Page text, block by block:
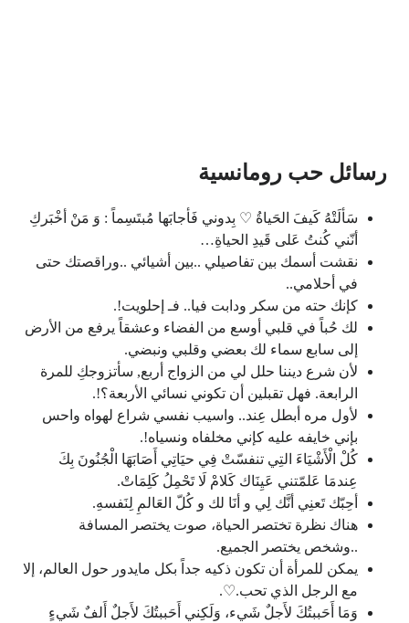
رسائل حب رومانسية
سَألَتْهُ كَيفَ الحَياةُ ♡ بِدوني فَأجابَها مُبتَسِماً : وَ مَنْ أخْبَركِ
أنّني كُنتُ عَلى قَيدِ الحياةِ…
نقشت أسمك بين تفاصيلي ..بين أشيائي ..وراقصتك حتى
في أحلامي..
كإنك حته من سكر ودابت فيا.. فـ إحلويت!.
لك حُباً في قلبي أوسع من الفضاء وعشقاً يرفع من الأرض
إلى سابع سماء لك بعضي وقلبي ونبضي.
لأن شرع ديننا حلل لي من الزواج أربع, سأتزوجكِ للمرة
الرابعة. فهل تقبلين أن تكوني نسائي الأربعة؟!.
لأول مره أبطل عِند.. واسيب نفسي شراع لهواه واحس
بإني خايفه عليه كإني مخلفاه ونسياه!.
كُلْ الْأَشْيَاءَ التِي تنفسّتْ فِي حيَاتِي أَصَابَهَا الْجُنُونَ بِكَ
عِندمَا عَلمّتني عَيِنَاك كَلامْ لَا تَحْمِلُ كَلِمَاتْ.
أحِبّك تَعنِي أنَّك لِي و أنَا لك و كُلّ العَالمِ لِنَفسهِ.
هناك نظرة تختصر الحياة، صوت يختصر المسافة
..وشخص يختصر الجميع.
يمكن للمرأة أن تكون ذكيه جداً بكل مايدور حول العالم، إلا
مع الرجل الذي تحب.♡.
وَمَا أَحَببتُكَ لأَجلٌ شَيء، وَلَكِني أَحَببتُكَ لأَجلٌ أَلفٌ شَيءٍ